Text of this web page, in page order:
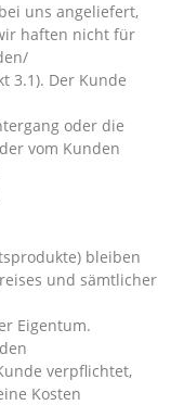
uns angeliefert,
haften nicht für
3.1). Der Kunde
oder die
vom Kunden
bleiben
und sämtlicher
Eigentum.
verpflichtet,
Kosten